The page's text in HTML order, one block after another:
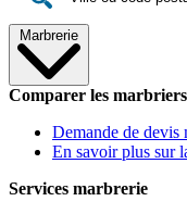
Marbrerie
Comparer les marbriers
Demande de devis
En savoir plus sur
Services marbrerie